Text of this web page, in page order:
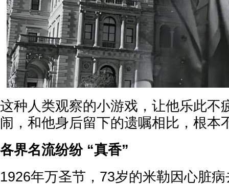
这种人类观察的小游戏，让他乐此不
闹，和他身后留下的遗嘱相比，根本
各界名流纷纷 “真香”
1926年万圣节，73岁的米勒因心脏